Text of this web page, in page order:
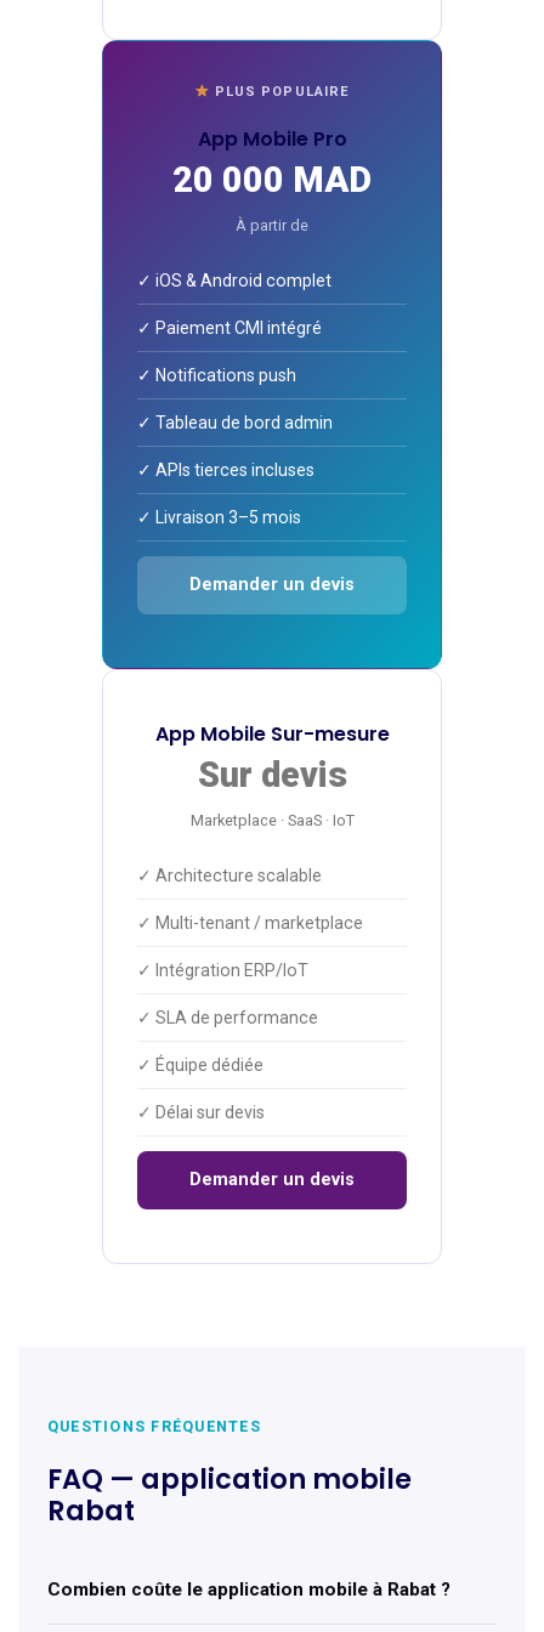
PLUS POPULAIRE
App Mobile Pro
20 000 MAD
À partir de
✓ iOS & Android complet
✓ Paiement CMI intégré
✓ Notifications push
✓ Tableau de bord admin
✓ APIs tierces incluses
✓ Livraison 3–5 mois
Demander un devis
App Mobile Sur-mesure
Sur devis
Marketplace · SaaS · IoT
✓ Architecture scalable
✓ Multi-tenant / marketplace
✓ Intégration ERP/IoT
✓ SLA de performance
✓ Équipe dédiée
✓ Délai sur devis
Demander un devis
QUESTIONS FRÉQUENTES
FAQ — application mobile
Rabat
Combien coûte le application mobile à Rabat ?